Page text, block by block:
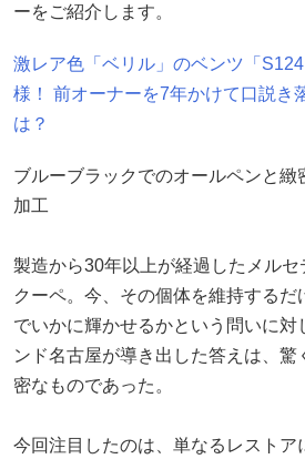
ーをご紹介します。
激レア色「ベリル」のベンツ「
様！ 前オーナーを7年かけて口説き
は？
ブルーブラックでのオールペンと緻
加工
製造から30年以上が経過したメルセ
クーペ。今、その個体を維持するだ
でいかに輝かせるかという問いに対
ンド名古屋が導き出した答えは、
密なものであった。
今回注目したのは、単なるレストア